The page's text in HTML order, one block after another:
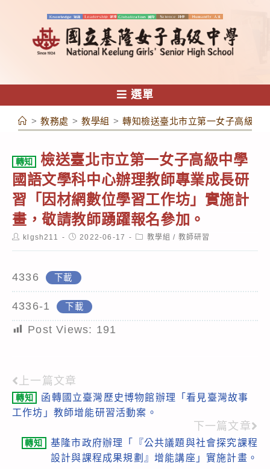
容
選單
> 教務處 > 教學組 > 轉知檢送臺北市立第一女子高級中
轉知
檢送臺北市立第一女子高級中學
國語文學科中心辦理教師專業成長研
習「因材網數位學習工作坊」實施計
畫，敬請教師踴躍報名參加。
Postklgsh211
Post2022-06-17
Post教學組 / 教師研習
4336 下載
4336-1 下載
Post Views: 191
Read
more
上一篇文章
轉知
函轉國立臺灣歷史博物館辦理「看見臺灣故事
工作坊」教師增能研習活動案。
下一篇文章
轉知
基隆市政府辦理「『公共議題與社會探究課程
設計與課程成果規劃』增能講座」實施計畫。